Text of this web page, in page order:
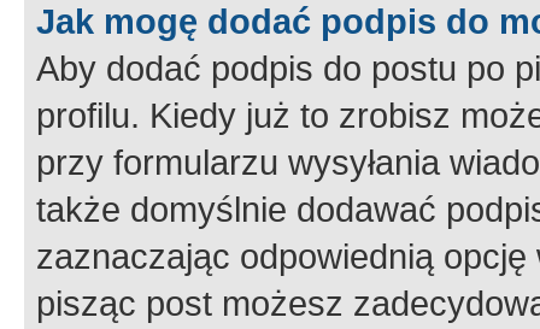
Jak mogę dodać podpis do
Aby dodać podpis do postu po
profilu. Kiedy już to zrobisz
przy formularzu wysyłania
także domyślnie dodawać
zaznaczając odpowiednią
pisząc post możesz